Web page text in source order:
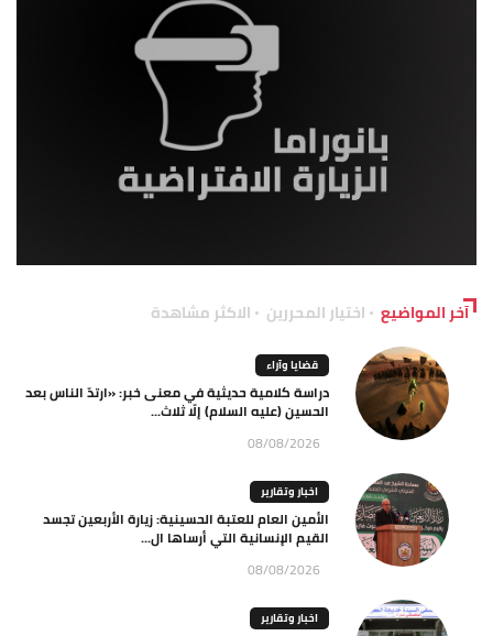
آخر المواضيع اختيار المحررين الاكثر مشاهدة
قضايا وآراء
دراسة كلامية حديثية في معنى خبر: «ارتدّ الناس بعد
الحسين (عليه السلام) إلّا ثلاث...
08/08/2026
اخبار وتقارير
الأمين العام للعتبة الحسينية: زيارة الأربعين تجسد
القيم الإنسانية التي أرساها ال...
08/08/2026
اخبار وتقارير